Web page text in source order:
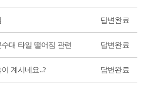
답변완료
대 타일 떨어짐 관련 답변완료
계시네요..? 답변완료